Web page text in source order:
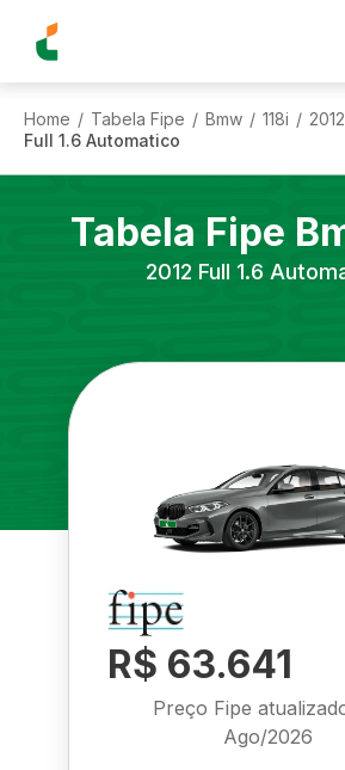
Home / Tabela Fipe / Bmw / 118i / 2012
Full 1.6 Automatico
Tabela Fipe
2012 Full 1.6
R$ 63.641
Preço Fipe
Ago/2026